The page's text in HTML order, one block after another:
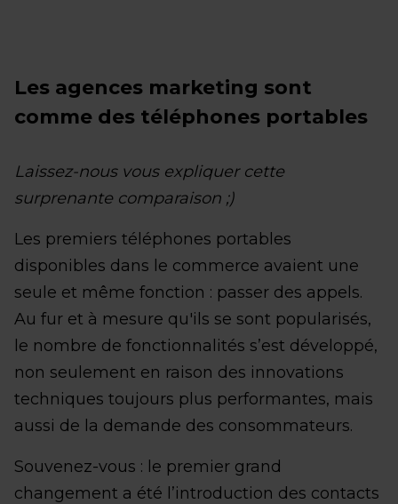
Les agences marketing sont
comme des téléphones portables
Laissez-nous vous expliquer cette
surprenante comparaison ;)
Les premiers téléphones portables
disponibles dans le commerce avaient une
seule et même fonction : passer des appels.
Au fur et à mesure qu'ils se sont popularisés,
le nombre de fonctionnalités s’est développé,
non seulement en raison des innovations
techniques toujours plus performantes, mais
aussi de la demande des consommateurs.
Souvenez-vous : le premier grand
changement a été l’introduction des contacts